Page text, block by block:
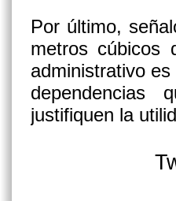
Por último,
metros cúbicos
administrativo
dependencias
justifiquen la